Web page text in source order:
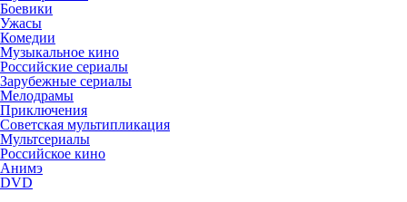
Боевики
Ужасы
Комедии
Музыкальное кино
Российские сериалы
Зарубежные сериалы
Мелодрамы
Приключения
Советская мультипликация
Мультсериалы
Российское кино
Анимэ
DVD